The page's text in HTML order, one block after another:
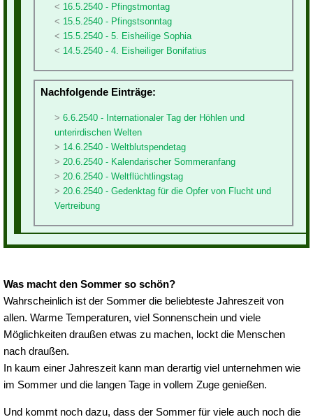
16.5.2540 - Pfingstmontag
15.5.2540 - Pfingstsonntag
15.5.2540 - 5. Eisheilige Sophia
14.5.2540 - 4. Eisheiliger Bonifatius
Nachfolgende Einträge:
6.6.2540 - Internationaler Tag der Höhlen und
unterirdischen Welten
14.6.2540 - Weltblutspendetag
20.6.2540 - Kalendarischer Sommeranfang
20.6.2540 - Weltflüchtlingstag
20.6.2540 - Gedenktag für die Opfer von Flucht und
Vertreibung
Was macht den Sommer so schön?
Wahrscheinlich ist der Sommer die beliebteste Jahreszeit von
allen. Warme Temperaturen, viel Sonnenschein und viele
Möglichkeiten draußen etwas zu machen, lockt die Menschen
nach draußen.
In kaum einer Jahreszeit kann man derartig viel unternehmen wie
im Sommer und die langen Tage in vollem Zuge genießen.
Und kommt noch dazu, dass der Sommer für viele auch noch die